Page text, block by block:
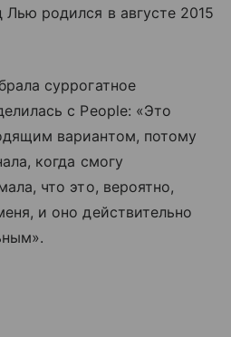
родился в августе 2015
суррогатное
с People: «Это
вариантом, потому
когда смогу
что это, вероятно,
и оно действительно